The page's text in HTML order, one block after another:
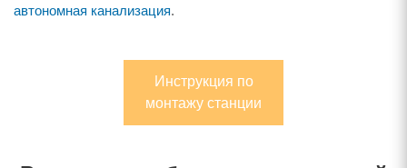
автономная канализация.
Инструкция по
монтажу станции